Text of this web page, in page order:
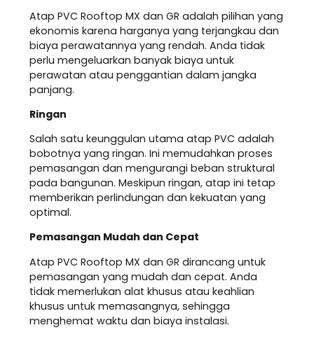
Atap PVC Rooftop MX dan GR adalah pilihan yang
ekonomis karena harganya yang terjangkau dan
biaya perawatannya yang rendah. Anda tidak
perlu mengeluarkan banyak biaya untuk
perawatan atau penggantian dalam jangka
panjang.
Ringan
Salah satu keunggulan utama atap PVC adalah
bobotnya yang ringan. Ini memudahkan proses
pemasangan dan mengurangi beban struktural
pada bangunan. Meskipun ringan, atap ini tetap
memberikan perlindungan dan kekuatan yang
optimal.
Pemasangan Mudah dan Cepat
Atap PVC Rooftop MX dan GR dirancang untuk
pemasangan yang mudah dan cepat. Anda
tidak memerlukan alat khusus atau keahlian
khusus untuk memasangnya, sehingga
menghemat waktu dan biaya instalasi.